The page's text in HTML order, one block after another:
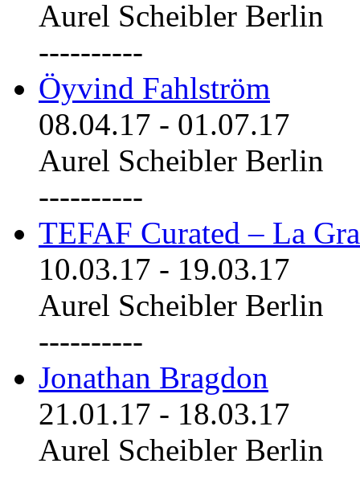
Aurel Scheibler Berlin
----------
Öyvind Fahlström
08.04.17 - 01.07.17
Aurel Scheibler Berlin
----------
TEFAF Curated – La
10.03.17 - 19.03.17
Aurel Scheibler Berlin
----------
Jonathan Bragdon
21.01.17 - 18.03.17
Aurel Scheibler Berlin